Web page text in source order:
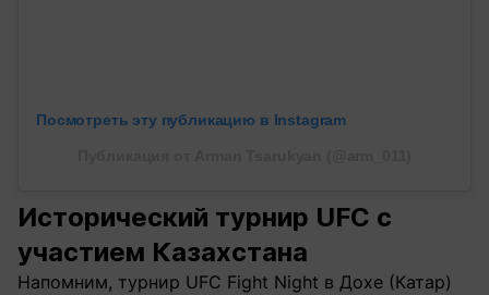
Посмотреть эту публикацию в Instagram
Исторический турнир UFC с
участием Казахстана
Напомним, турнир UFC Fight Night в Дохе (Катар)